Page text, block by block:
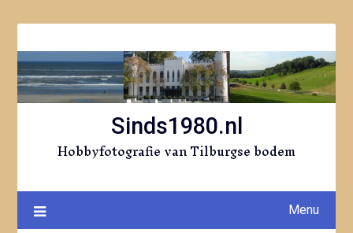
naar
inhoud
Sinds1980.nl
Hobbyfotografie van Tilburgse bodem
Menu